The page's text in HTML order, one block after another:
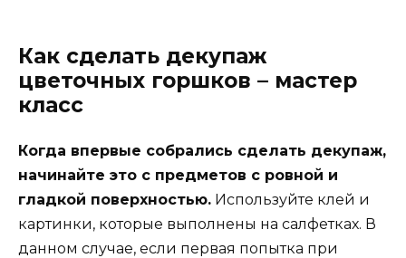
Как сделать декупаж
цветочных горшков – мастер
класс
Когда впервые собрались сделать декупаж,
начинайте это с предметов с ровной и
гладкой поверхностью. Используйте клей и
картинки, которые выполнены на салфетках. В
данном случае, если первая попытка при